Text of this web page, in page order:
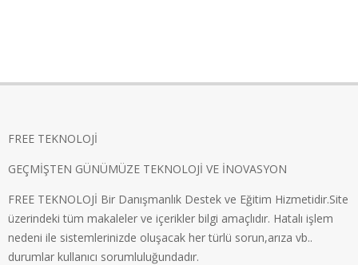
FREE TEKNOLOJİ
GEÇMİŞTEN GÜNÜMÜZE TEKNOLOJİ VE İNOVASYON
FREE TEKNOLOJİ Bir Danışmanlık Destek ve Eğitim Hizmetidir.Site
üzerindeki tüm makaleler ve içerikler bilgi amaçlıdır. Hatalı işlem
nedeni ile sistemlerinizde oluşacak her türlü sorun,arıza vb..
durumlar kullanıcı sorumluluğundadır.